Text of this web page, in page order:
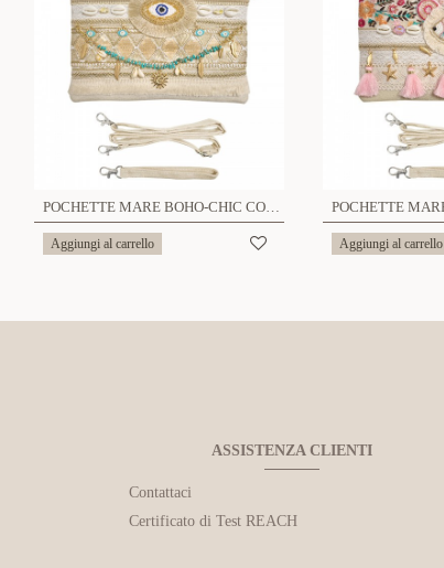
POCHETTE MARE BOHO-CHIC CON OCCHIO PORTAFORTUNA E CONCHIGLIE - YY25208C662
Aggiungi al carrello Aggiungi al carrello
ASSISTENZA CLIENTI
Contattaci
Certificato di Test REACH